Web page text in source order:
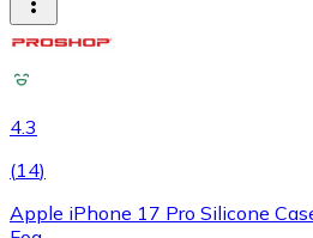
4.3
(14)
Apple iPhone 17 Pro Silicone